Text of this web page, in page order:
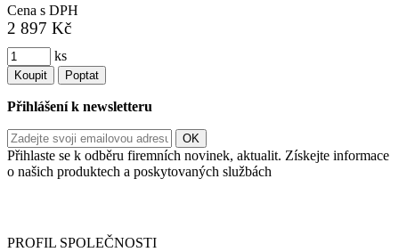
Cena s DPH
2 897 Kč
ks
Koupit Poptat
Přihlášení k newsletteru
Přihlaste se k odběru firemních novinek, aktualit. Získejte informace
o našich produktech a poskytovaných službách
PROFIL SPOLEČNOSTI